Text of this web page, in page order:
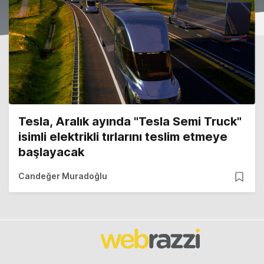
Tesla, Aralık ayında "Tesla Semi Truck"
isimli elektrikli tırlarını teslim etmeye
başlayacak
Candeğer Muradoğlu